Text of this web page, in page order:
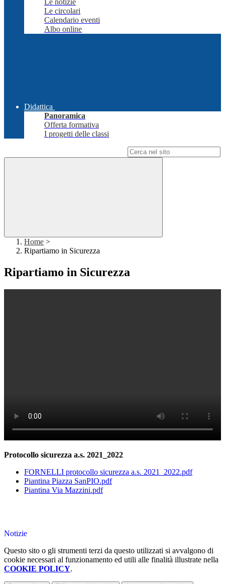
Le notizie
Le circolari
Calendario eventi
Albo online
Didattica
Panoramica
Offerta formativa
I progetti delle classi
Home >
Ripartiamo in Sicurezza
Ripartiamo in Sicurezza
Protocollo sicurezza a.s. 2021_2022
FORNELLI protocollo sicurezza a.s. 2021_2022.pdf
Piantina Piazza SanPIO.pdf
Piantina Via Mazzini.pdf
Notizie
Questo sito o gli strumenti terzi da questo utilizzati si avvalgono di
cookie necessari al funzionamento ed utili alle finalità illustrate nella
COOKIE POLICY.